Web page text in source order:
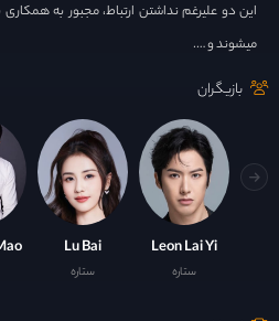
این دو علیرغم نداشتن ارتباط، مجبور به
میشوند و ….
بازیگران
Leon Lai Yi
ستاره
Lu Bai
ستاره